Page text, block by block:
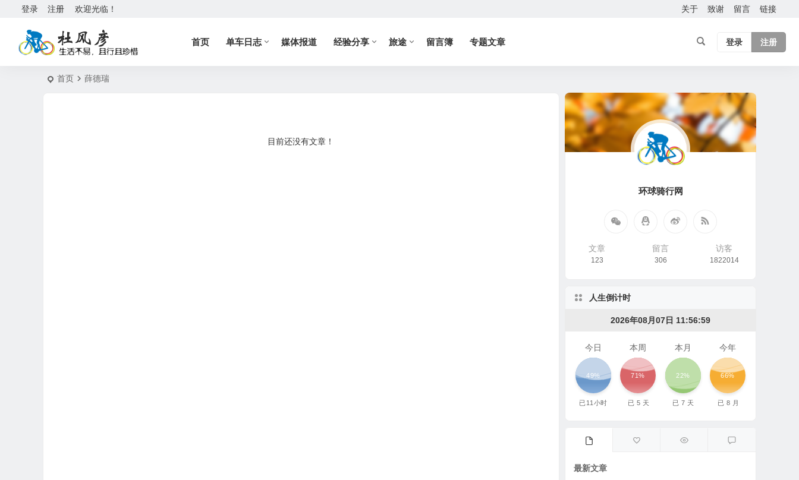
欢迎光临！
登录 注册 关于 致谢 留言 链接
首页 单车日志 媒体报道 经验分享 旅途 留言簿 专题文章 登录 注册
首页 薛德瑞
目前还没有文章！
环球骑行网
文章
123
留言
306
访客
1822014
人生倒计时
2026年08月07日 11:56:59
今日
49%
已11 小时
本周
71%
已 5 天
本月
22%
已 7 天
今年
66%
已 8 月
最新文章